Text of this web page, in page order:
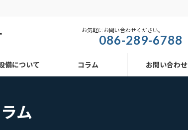
お気軽にお問い合わせください。
086-289-6788
備について コラム お問い合わせ
ム